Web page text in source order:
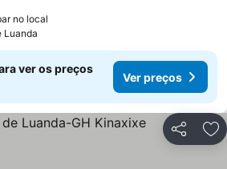
no local
Luanda
ver os preços
Ver preços
Partilhar